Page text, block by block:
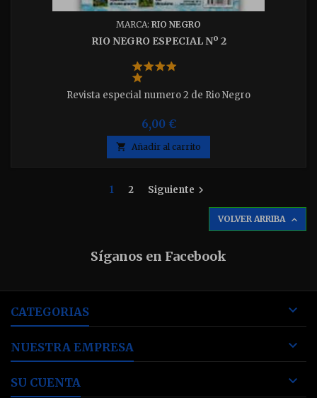
MARCA: RIO NEGRO
RIO NEGRO ESPECIAL Nº 2
Revista especial numero 2 de Rio Negro
6,00 €
 Añadir al carrito
1 2 Siguiente 
VOLVER ARRIBA 
Síganos en Facebook
CATEGORIAS 
NUESTRA EMPRESA 
SU CUENTA 